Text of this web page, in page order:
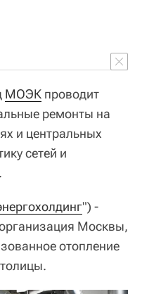
МОЭК проводит
ремонты на
и центральных
сетей и
") -
Москвы,
отопление